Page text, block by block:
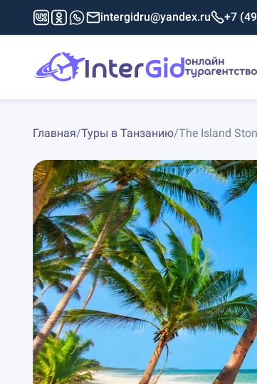
intergidru@yandex.ru +7
Главная/Туры в Танзанию/The Island